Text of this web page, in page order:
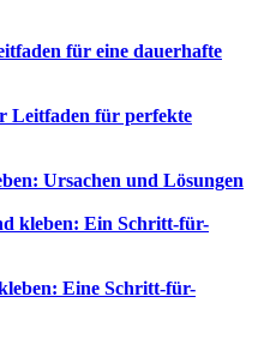
für eine dauerhafte
Leitfaden für perfekte
Ursachen und Lösungen
kleben: Ein Schritt-für-
Eine Schritt-für-